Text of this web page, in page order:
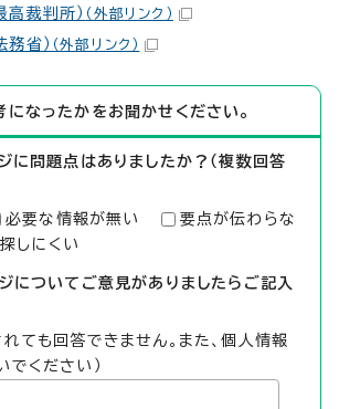
高裁判所） （外部リンク）
務省） （外部リンク）
になったかをお聞かせください。
に問題点はありましたか？（複数回答
必要な情報が無い
要点が伝わらな
しにくい
についてご意見がありましたらご記入
れても回答できません。また、個人情報
でください）